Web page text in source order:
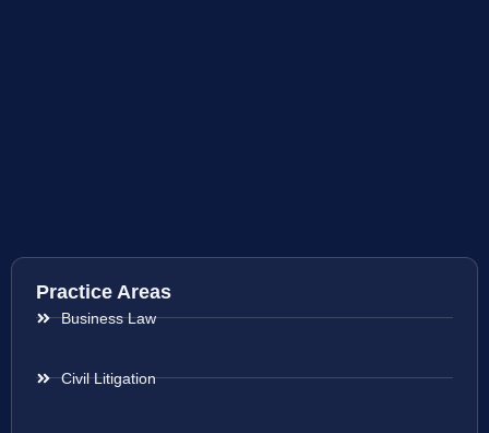
Practice Areas
Business Law
Civil Litigation